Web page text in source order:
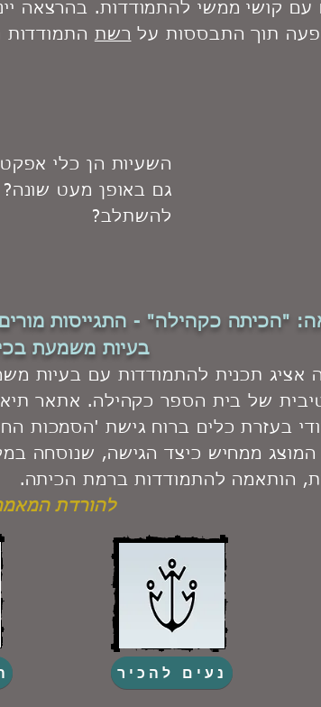
עם קושי ממשי להתמודדות. בהרצאה
תוך התבססות על רשת התמודדות
השעיות הן כלי
גם באופן מעט שונה?
להשתלב?
"הכיתה כקהילה" - התגייסות
בעיות משמעת
אציג תכנית להתמודדות עם בעיות
של בית הספר כקהילה. אתאר
בעזרת כלים ברוח גישת 'הסמכות
ממחיש כיצד הגישה, שנוסחה
הותאמה להתמודדות ברמת הכיתה.
להורדת
נעים להכיר